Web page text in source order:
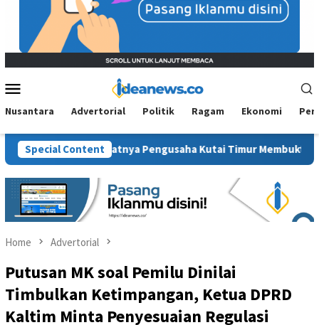
Menu
Nusantara Advertorial Politik Ragam Ekonomi
Special Content
Saatnya Pengusaha Kutai Timur Membuktikan Diri
Home Advertorial
Putusan MK soal Pemilu Dinilai
Timbulkan Ketimpangan, Ketua DPRD
Kaltim Minta Penyesuaian Regulasi